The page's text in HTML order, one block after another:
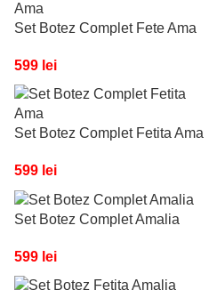
Set Botez Complet Fete Ama
599 lei
Set Botez Complet Fetita Ama
599 lei
Set Botez Complet Amalia
599 lei